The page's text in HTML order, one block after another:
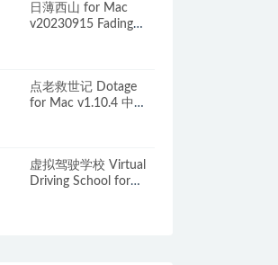
日薄西山 for Mac
v20230915 Fading
点老救世记 Dotage
for Mac v1.10.4 中文
虚拟驾驶学校 Virtual
Driving School for